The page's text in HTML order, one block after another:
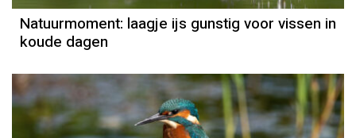
Natuurmoment: laagje ijs gunstig voor vissen in
koude dagen